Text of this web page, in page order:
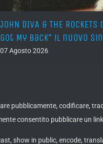
JOHN DIVA & THE
Got My Back” il nuovo
07 Agosto 2026
pubblicamente, codificare,
consentito pubblicare un
show in public, encode,